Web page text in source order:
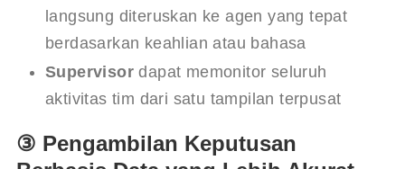
langsung diteruskan ke agen yang tepat
berdasarkan keahlian atau bahasa
Supervisordapat memonitor seluruh
aktivitas tim dari satu tampilan terpusat
③ Pengambilan Keputusan